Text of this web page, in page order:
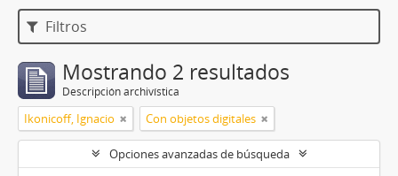
Filtros
Mostrando 2 resultados
Descripción archivística
Ikonicoff, Ignacio Con objetos digitales
Opciones avanzadas de búsqueda